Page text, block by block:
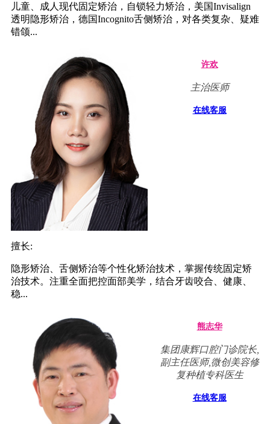
儿童、成人现代固定矫治，自锁轻力矫治，美国Invisalign
透明隐形矫治，德国Incognito舌侧矫治，对各类复杂、疑难
错颌...
许欢
主治医师
在线客服
擅长:
隐形矫治、舌侧矫治等个性化矫治技术，掌握传统固定矫
治技术。注重全面把控面部美学，结合牙齿咬合、健康、
稳...
熊志华
集团康辉口腔门诊院长,
副主任医师,微创美容修
复种植专科医生
在线客服